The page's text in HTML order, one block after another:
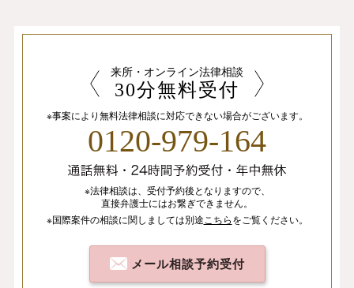
来所・オンライン法律相談
30分無料受付
※事案により無料法律相談に対応できない場合がございます。
0120-979-164
※法律相談は、 受付予約後となりますので、
直接弁護士にはお繋ぎできません。
※国際案件の相談に関しましては別途 こちらをご覧ください。
メール相談予約受付